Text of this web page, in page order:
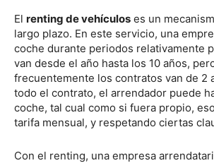
El renting de vehículos es un
largo plazo. En este servicio, una
coche durante periodos relativamente
van desde el año hasta los 10 años,
frecuentemente los contratos van de 2
todo el contrato, el arrendador puede
coche, tal cual como si fuera propio,
tarifa mensual, y respetando ciertas
Con el renting, una empresa